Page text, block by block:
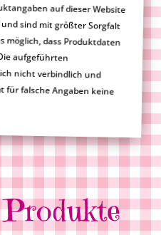
auf dieser Website
abgefragt und sind mit größter Sorgfalt
Dennoch ist es möglich, dass Produktdaten
angezeigt werden. Die aufgeführten
sind rechtlich nicht verbindlich und
Candy übernimmt für falsche Angaben keine